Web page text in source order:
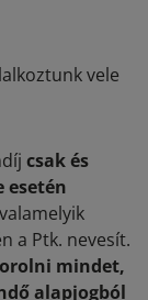
vele
csak és
esetén
a Ptk. nevesít.
mindet,
alapjogból